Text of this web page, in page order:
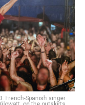
French-Spanish singer